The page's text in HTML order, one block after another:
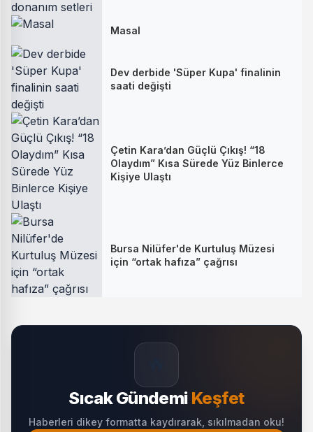
Masal
Dev derbide 'Süper Kupa' finalinin
saati değişti
Çetin Kara’dan Güçlü Çıkış! “18
Olaydım” Kısa Sürede Yüz Binlerce
Kişiye Ulaştı
Bursa Nilüfer'de Kurtuluş Müzesi
için “ortak hafıza” çağrısı
Sıcak Gündemi Keşfet
Haberleri dikey formatta kaydırarak, sıkılmadan oku!